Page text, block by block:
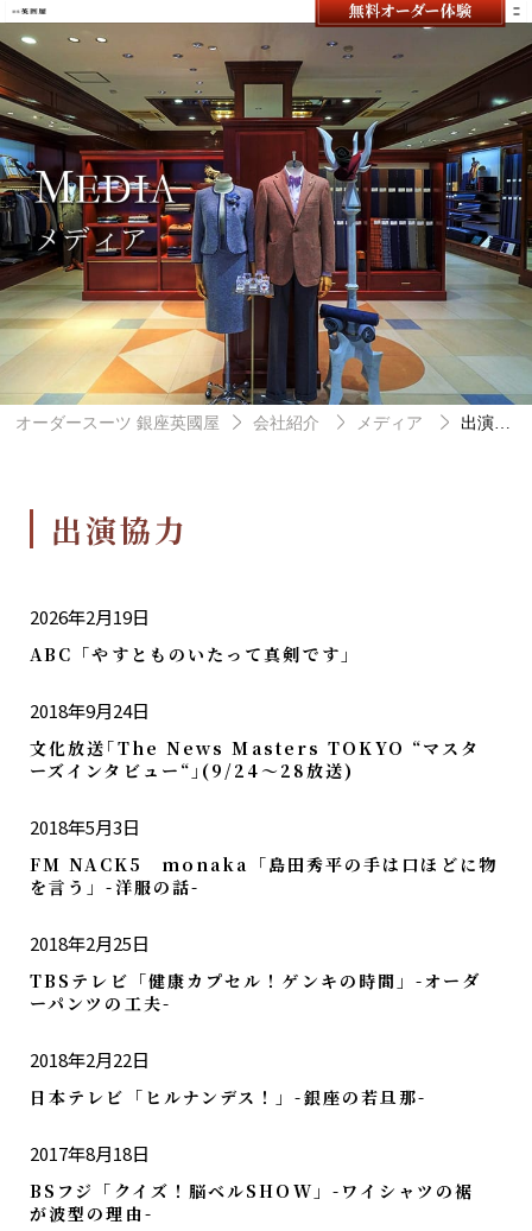
オーダースーツの銀座英國屋 メ
オーダースーツ 銀座英國屋 会社紹介 メディア 出演協力
出演協力
2026年2月19日
ABC「やすとものいたって真剣です」
2018年9月24日
文化放送｢The News Masters TOKYO “マスタ
ーズインタビュー“｣(9/24～28放送)
2018年5月3日
FM NACK5 monaka「島田秀平の手は口ほどに物
を言う」-洋服の話-
2018年2月25日
TBSテレビ「健康カプセル！ゲンキの時間」-オーダ
ーパンツの工夫-
2018年2月22日
日本テレビ「ヒルナンデス！」-銀座の若旦那-
2017年8月18日
BSフジ「クイズ！脳ベルSHOW」-ワイシャツの裾
が波型の理由-